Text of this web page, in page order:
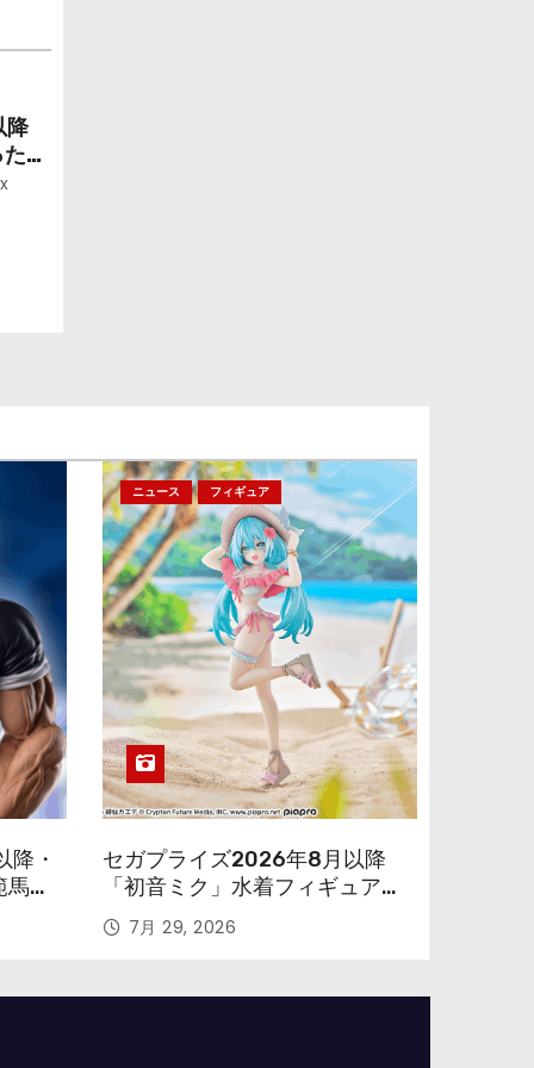
降
ら
」
・
勇
ニュース フィギュア
セガプライズ2026年8月以降
「初音ミク」水着フィギュアが
色味を変えて再登場！
7月 29, 2026